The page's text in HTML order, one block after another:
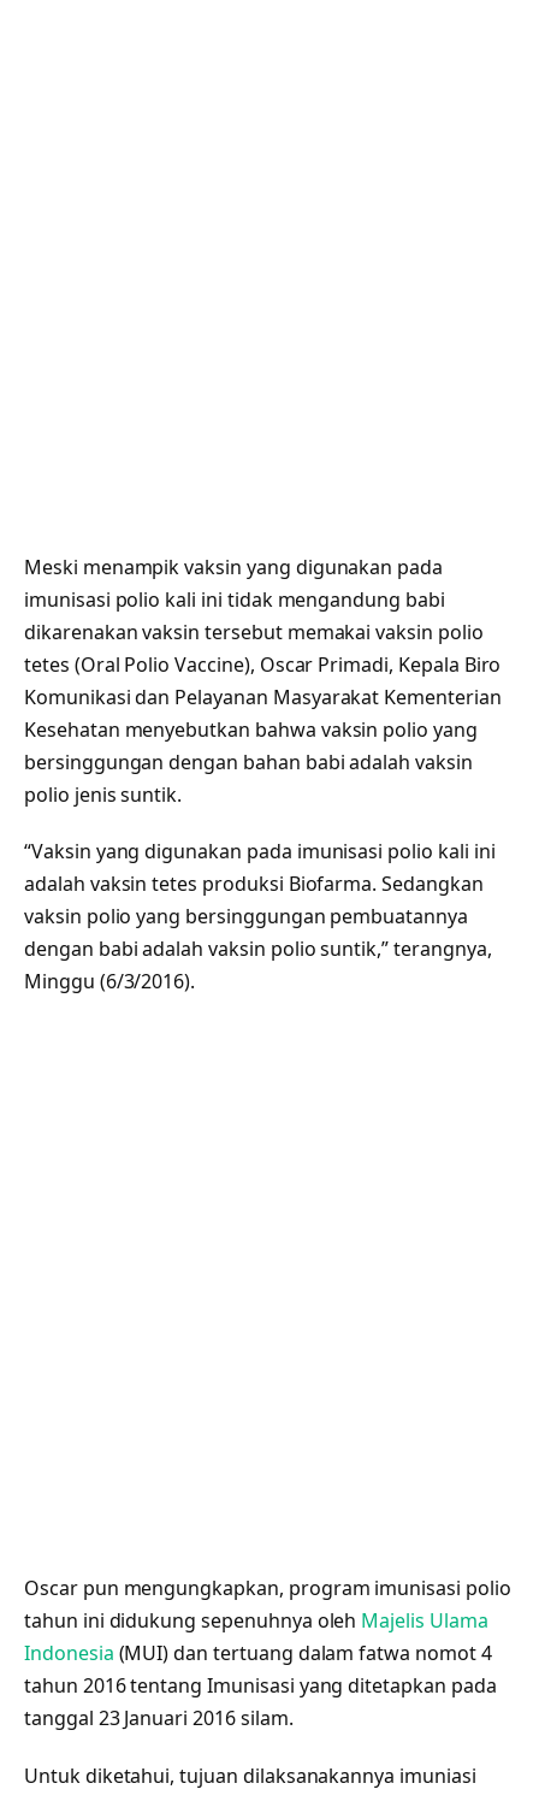
Meski menampik vaksin yang digunakan pada
imunisasi polio kali ini tidak mengandung babi
dikarenakan vaksin tersebut memakai vaksin polio
tetes (Oral Polio Vaccine), Oscar Primadi, Kepala Biro
Komunikasi dan Pelayanan Masyarakat Kementerian
Kesehatan menyebutkan bahwa vaksin polio yang
bersinggungan dengan bahan babi adalah vaksin
polio jenis suntik.
“Vaksin yang digunakan pada imunisasi polio kali ini
adalah vaksin tetes produksi Biofarma. Sedangkan
vaksin polio yang bersinggungan pembuatannya
dengan babi adalah vaksin polio suntik,” terangnya,
Minggu (6/3/2016).
Oscar pun mengungkapkan, program imunisasi polio
tahun ini didukung sepenuhnya oleh Majelis Ulama
Indonesia (MUI) dan tertuang dalam fatwa nomot 4
tahun 2016 tentang Imunisasi yang ditetapkan pada
tanggal 23 Januari 2016 silam.
Untuk diketahui, tujuan dilaksanakannya imuniasi